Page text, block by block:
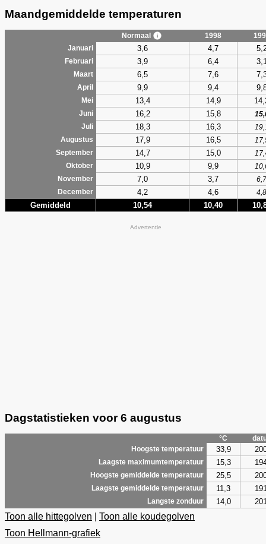
Maandgemiddelde temperaturen
Normaal 1998
Januari
3,6 4,7
Februari 3,9 6,4
Maart 6,5 7,6
April 9,9 9,4
Mei 13,4 14,9
Juni 16,2 15,8
Juli
18,3 16,3
Augustus
17,9 16,5
September
14,7 15,0
Oktober
10,9 9,9
November
7,0 3,7
6,7
December
4,2 4,6 4,8
Gemiddeld 10,54 10,40
Advertentie
Dagstatistieken voor 6 augustus
°C
Hoogste temperatuur
33,9
Laagste maximumtemperatuur 15,3
Hoogste gemiddelde temperatuur 25,5
Laagste gemiddelde temperatuur 11,3
Langste zonduur 14,0
Toon alle hittegolven
Toon alle koudegolven
Toon Hellmann-grafiek